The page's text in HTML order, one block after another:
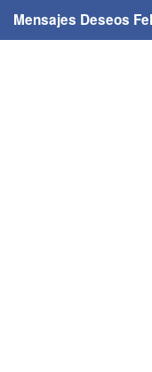
Mensajes Deseos